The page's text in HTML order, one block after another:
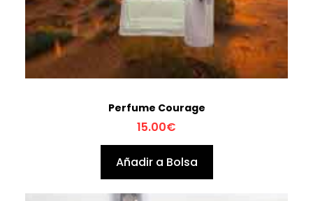
Perfume Courage
15.00€
Añadir a Bolsa